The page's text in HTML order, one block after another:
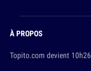
À PROPOS
Topito.com devient 10h26